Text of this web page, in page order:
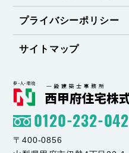
プライバシーポリシー
サイトマップ
0120-232-042
〒400-0856